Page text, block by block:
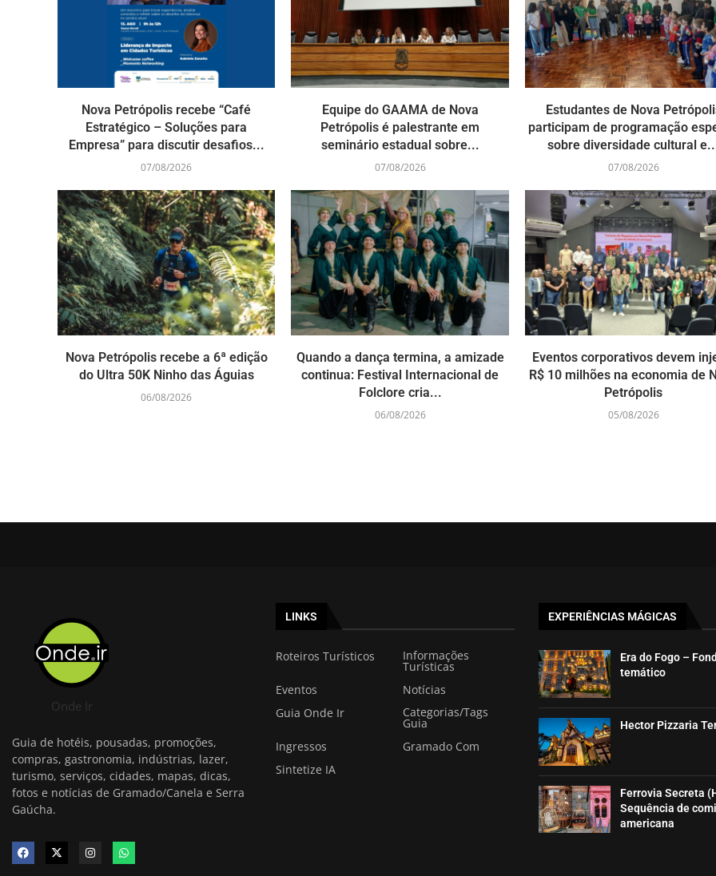
Nova Petrópolis recebe “Café
Estratégico – Soluções para
Empresa” para discutir desafios...
07/08/2026
Equipe do GAAMA de Nova
Petrópolis é palestrante em
seminário estadual sobre...
07/08/2026
Estudantes de Nova
participam de programação
sobre diversidade cultural
07/08/2026
Nova Petrópolis recebe a 6ª edição
do Ultra 50K Ninho das Águias
06/08/2026
Quando a dança termina, a amizade
continua: Festival Internacional de
Folclore cria...
06/08/2026
Eventos corporativos devem
R$ 10 milhões na economia de
Petrópolis
05/08/2026
Onde Ir
Guia de hotéis, pousadas, promoções,
compras, gastronomia, indústrias, lazer,
turismo, serviços, cidades, mapas, dicas,
fotos e notícias de Gramado/Canela e Serra
Gaúcha.
LINKS
Roteiros Turísticos Informações
Turísticas
Eventos
Notícias
Guia Onde Ir
Categorias/Tags
Guia
Ingressos
Gramado Com
Sintetize IA
EXPERIÊNCIAS MÁGICAS
Era do Fogo –
temático
Hector Pizzaria
Ferrovia Secreta
Sequência de
americana